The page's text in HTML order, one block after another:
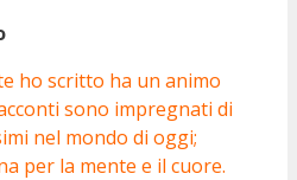
ho scritto ha un animo
sono impregnati di
nel mondo di oggi;
per la mente e il cuore.